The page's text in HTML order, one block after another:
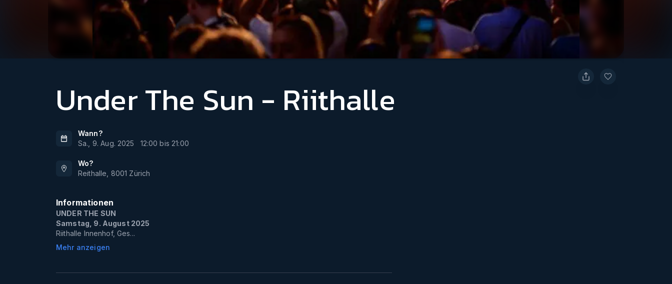
Under The Sun - Riithalle
Wann?
Sa., 9. Aug. 2025
12:00 bis 21:00
Wo?
Reithalle 8001 Zürich
Informationen
UNDER THE SUN
Samstag, 9. August 2025
Riithalle Innenhof, Ges...
Mehr anzeigen